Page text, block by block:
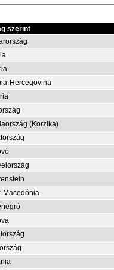
szerint
Hercegovina
(Korzika)
Macedónia